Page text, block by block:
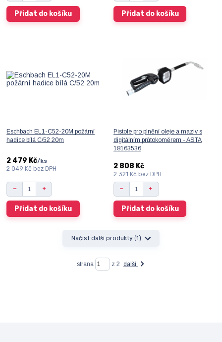
Přidat do košíku Přidat do košíku
Eschbach EL1-C52-20M požární
hadice bílá C/52 20m
2 479 Kč/ks
2 049 Kčbez DPH
Přidat do košíku
Pistole pro plnění oleje a maziv s
digitálním průtokoměrem - ASTA
18163536
2 808 Kč
2 321 Kč bez DPH
Přidat do košíku
Načíst další produkty (1)
strana z 2 další